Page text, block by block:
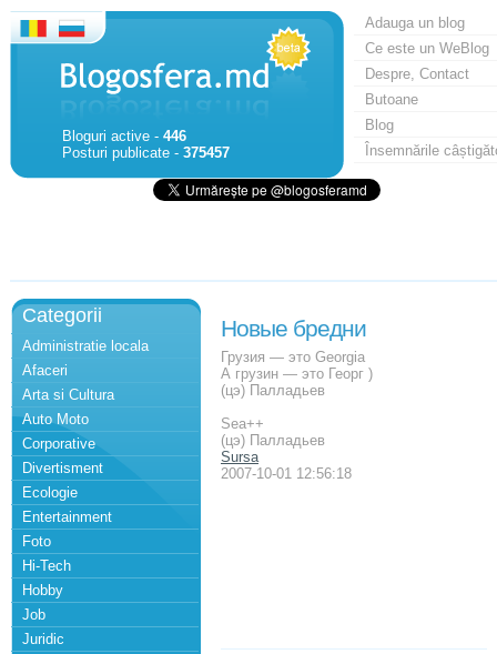
Bloguri active - 446
Posturi publicate - 375457
Adauga un blog
Ce este un WeBlog
Despre, Contact
Butoane
Blog
Însemnările
Categorii
Administratie locala
Afaceri
Arta si Cultura
Auto Moto
Corporative
Divertisment
Ecologie
Entertainment
Foto
Hi-Tech
Hobby
Job
Juridic
Новые бредни
Грузия — это Georgia
А грузин — это Георг )
(цэ) Палладьев
Sea++
(цэ) Палладьев
Sursa
2007-10-01 12:56:18